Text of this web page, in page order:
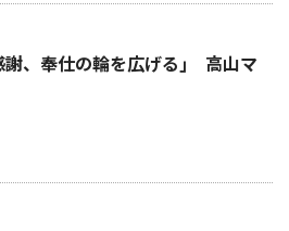
謝、奉仕の輪を広げる｣ 高山マ